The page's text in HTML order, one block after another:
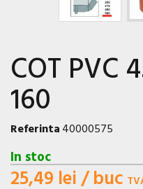
COT PVC
160
Referinta40000575
In stoc
25,49 lei/ buc